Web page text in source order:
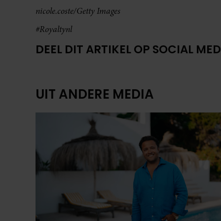
nicole.coste/Getty Images
#Royaltynl
DEEL DIT ARTIKEL OP SOCIAL
UIT ANDERE MEDIA